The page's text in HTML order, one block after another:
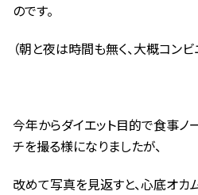
のです。
（朝と夜は時間も無く、大概コン
今年からダイエット目的で食事ノ
チを撮る様になりましたが、
改めて写真を見返すと、心底オ